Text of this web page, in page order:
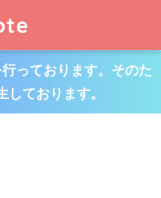
っております。そのた
ております。